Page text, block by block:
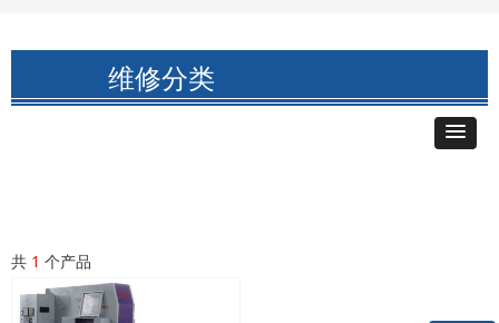
维修分类
共 1 个产品